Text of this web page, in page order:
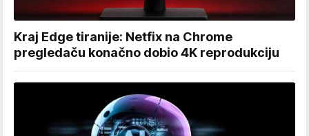
Kraj Edge tiranije: Netfix na Chrome
pregledaču konačno dobio 4K reprodukciju